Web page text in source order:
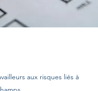
aux risques liés à